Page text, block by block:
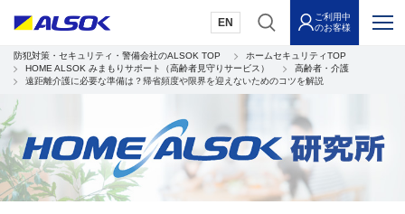
EN
ご利用中
のお客様
防犯対策・セキュリティ・警備会社のALSOK TOP
ホームセキュリティTOP
HOME ALSOK みまもりサポート（高齢者見守りサービス）
高齢者・介護
遠距離介護に必要な準備は？帰省頻度や限界を迎えないためのコツを解説